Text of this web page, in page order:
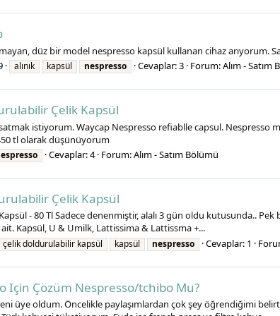
düz bir model nespresso kapsül kullanan cihaz arıyorum.
alınık kapsül nespresso Cevaplar: 3 Forum:Alım - Satım
Çelik Kapsül
istiyorum. Waycap Nespresso refiablle capsul. Nespresso
tl olarak düşünüyorum
Cevaplar: 4 Forum:Alım - Satım Bölümü
Çelik Kapsül
- 80 Tl Sadece denenmiştir, alalı 3 gün oldu kutusunda..
ait. Kapsül, U & Umilk, Lattissima & Lattissma +...
çelik doldurulabilir kapsül kapsül nespresso Cevaplar: 1
Için Çözüm Nespresso/tchibo Mu?
üye oldum. Öncelikle paylaşımlardan çok şey öğrendiğimi